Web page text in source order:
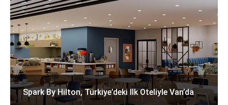
Spark By Hilton, Türkiye’deki Ilk Oteliyle Van’da